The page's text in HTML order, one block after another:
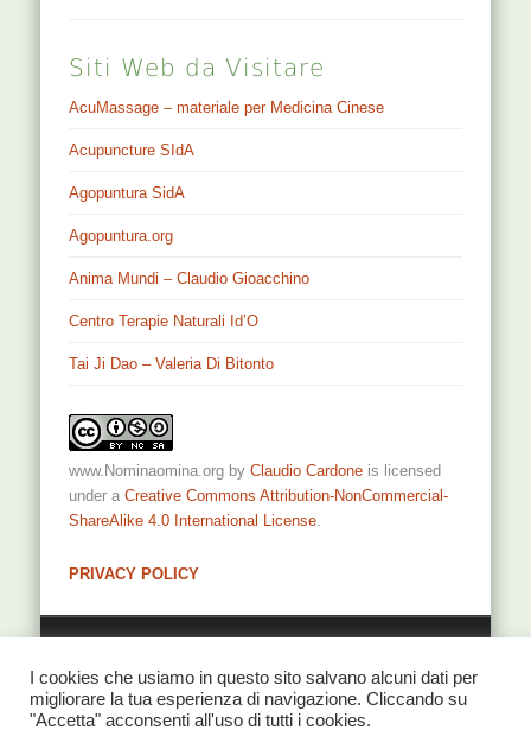
Siti Web da Visitare
AcuMassage – materiale per Medicina Cinese
Acupuncture SIdA
Agopuntura SidA
Agopuntura.org
Anima Mundi – Claudio Gioacchino
Centro Terapie Naturali Id’O
Tai Ji Dao – Valeria Di Bitonto
www.Nominaomina.org byClaudio Cardone is licensed
under aCreative Commons Attribution-NonCommercial-
ShareAlike 4.0 International License.
PRIVACY POLICY
I cookies che usiamo in questo sito salvano alcuni dati per
migliorare la tua esperienza di navigazione. Cliccando su
"Accetta" acconsenti all'uso di tutti i cookies.